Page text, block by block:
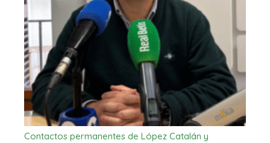
Contactos permanentes de López Catalán y